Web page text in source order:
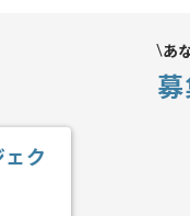
あ
ェク